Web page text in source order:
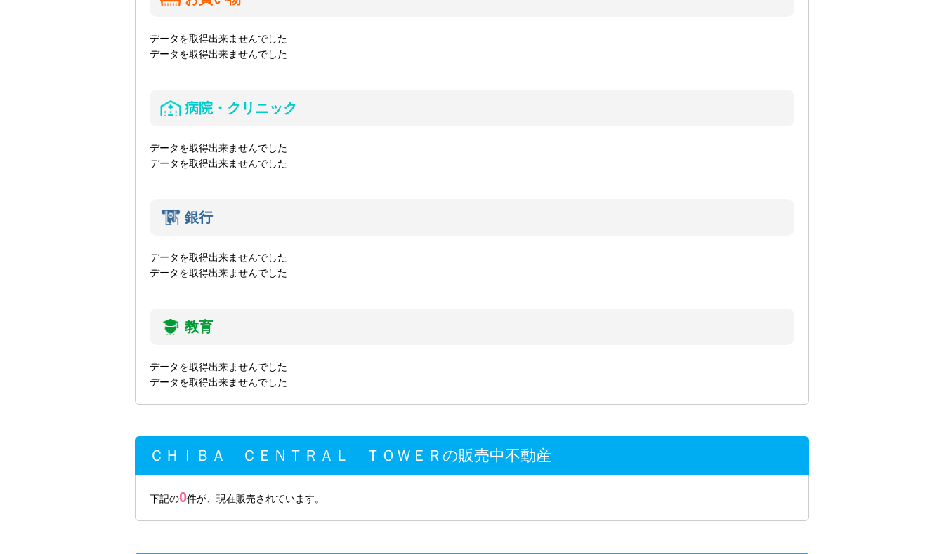
データを取得出来ませんでした
データを取得出来ませんでした
病院・クリニック
データを取得出来ませんでした
データを取得出来ませんでした
銀行
データを取得出来ませんでした
データを取得出来ませんでした
教育
データを取得出来ませんでした
データを取得出来ませんでした
ＣＨＩＢＡ ＣＥＮＴＲＡＬ ＴＯＷＥＲの販売中不動産
下記の0件が、現在販売されています。